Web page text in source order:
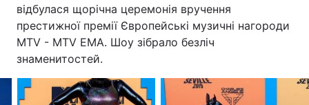
Спорт Наука
Техно і зв'язок Лайт
Здоров'я Туризм
відбулася щорічна церемонія вручення
престижної премії Європейські музичні нагороди
MTV - MTV EMA. Шоу зібрало безліч
знаменитостей.